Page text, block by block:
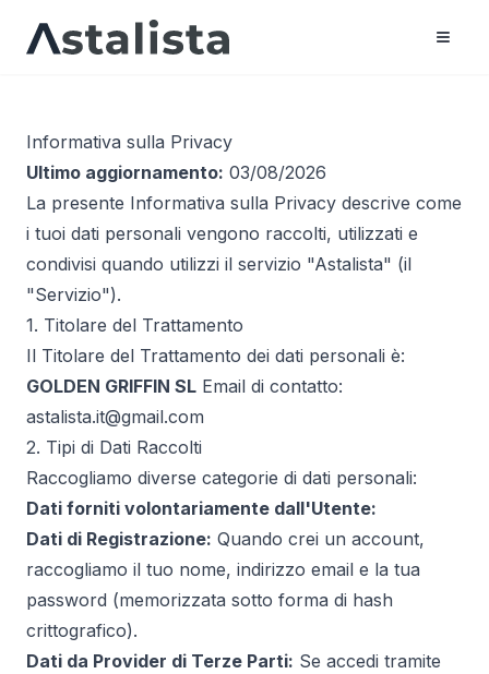
Informativa sulla Privacy
Ultimo aggiornamento: 03/08/2026
La presente Informativa sulla Privacy descrive come
i tuoi dati personali vengono raccolti, utilizzati e
condivisi quando utilizzi il servizio "Astalista" (il
"Servizio").
1. Titolare del Trattamento
Il Titolare del Trattamento dei dati personali è:
GOLDEN GRIFFIN SL Email di contatto:
astalista.it@gmail.com
2. Tipi di Dati Raccolti
Raccogliamo diverse categorie di dati personali:
Dati forniti volontariamente dall'Utente:
Dati di Registrazione: Quando crei un account,
raccogliamo il tuo nome, indirizzo email e la tua
password (memorizzata sotto forma di hash
crittografico).
Dati da Provider di Terze Parti: Se accedi tramite